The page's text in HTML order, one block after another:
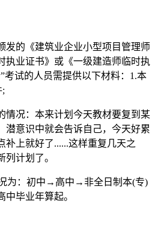
发的《建筑业企业小型项目管理师
执业证书》或《一级建造师临时执
考试的人员需提供以下材料：1.本
;
情况：本来计划今天教材要复到某
潜意识中就会告诉自己，今天好累
补上就好了......这样重复几天之
计划了。
为：初中→高中→非全日制本(专)
毕业年算起。